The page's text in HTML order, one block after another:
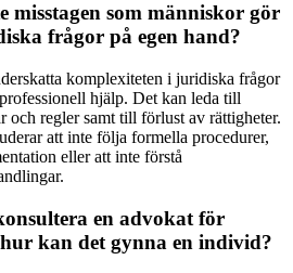
misstagen som människor gör
frågor på egen hand?
komplexiteten i juridiska frågor
hjälp. Det kan leda till
och regler samt till förlust av rättigheter.
att inte följa formella procedurer,
eller att inte förstå
en advokat för
kan det gynna en individ?